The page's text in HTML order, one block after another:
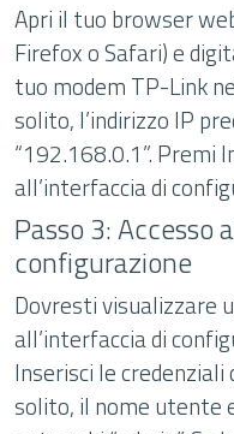
Apri il tuo browser
Firefox o Safari) e
tuo modem TP-Link
solito, l’indirizzo IP
“192.168.0.1”. Premi
all’interfaccia di
Passo 3: Accesso
configurazione
Dovresti visualizzare
all’interfaccia di
Inserisci le credenziali
solito, il nome utente